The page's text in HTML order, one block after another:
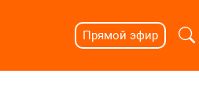
Прямой эфир